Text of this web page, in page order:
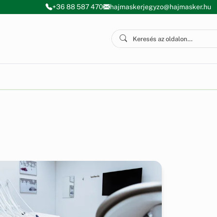
+36 88 587 470 hajmaskerjegyzo@hajmasker.hu